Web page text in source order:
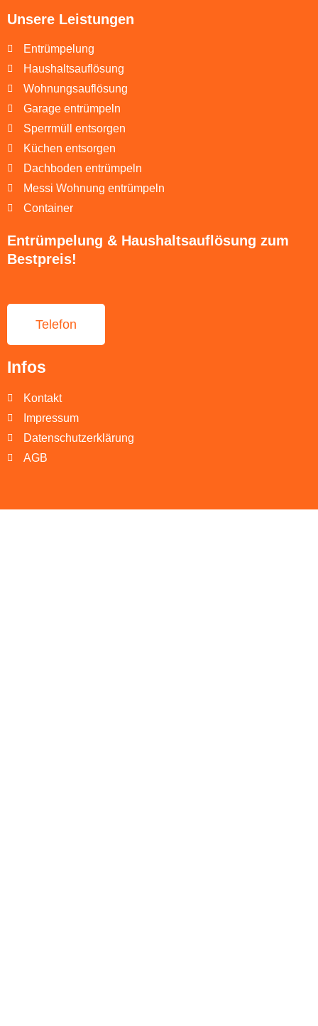
Unsere Leistungen
Entrümpelung
Haushaltsauflösung
Wohnungsauflösung
Garage entrümpeln
Sperrmüll entsorgen
Küchen entsorgen
Dachboden entrümpeln
Messi Wohnung entrümpeln
Container
Entrümpelung & Haushaltsauflösung zum
Bestpreis!
Telefon
Infos
Kontakt
Impressum
Datenschutzerklärung
AGB